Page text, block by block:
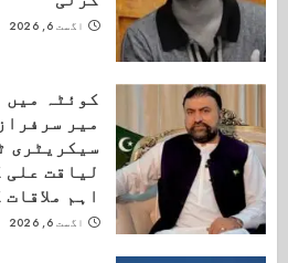
اگست 6, 2026
کوئٹہ میں
میر
سیکریٹری
لیاقت
اہم ملاقات
اگست 6, 2026